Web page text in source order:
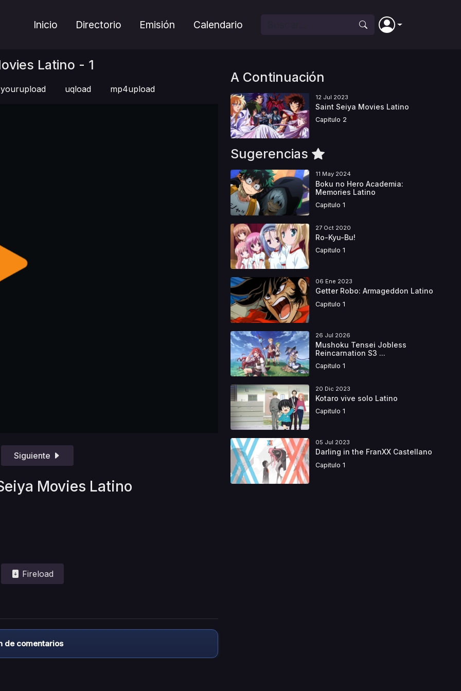
Inicio Directorio Emisión Calendario
Latino - 1
yourupload uqload mp4upload
Siguiente
Movies Latino
Fireload
de comentarios
A Continuación
12 Jul 2023
Saint Seiya Movies Latino
Capitulo 2
Sugerencias
11 May 2024
Boku no Hero Academia:
Memories Latino
Capitulo 1
27 Oct 2020
Ro-Kyu-Bu!
Capitulo 1
06 Ene 2023
Getter Robo: Armageddon Latino
Capitulo 1
26 Jul 2026
Mushoku Tensei Jobless
Reincarnation S3 ...
Capitulo 1
20 Dic 2023
Kotaro vive solo Latino
Capitulo 1
05 Jul 2023
Darling in the FranXX Castellano
Capitulo 1